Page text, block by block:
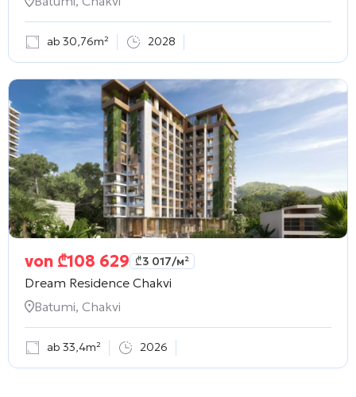
ab 30,76m² 2028
von ₾108 629 ₾3 017/м²
Dream Residence Chakvi
Batumi, Chakvi
ab 33,4m² 2026